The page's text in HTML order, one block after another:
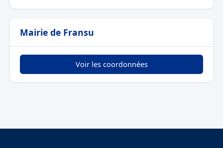
Mairie de Fransu
Voir les coordonnées